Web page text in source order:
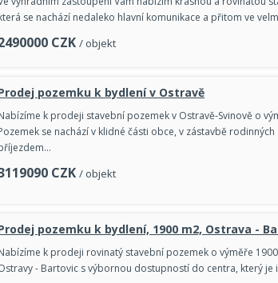
se nachází nedaleko hlavní komunikace a přitom ve
CZK / objekt
pozemku k bydlení v Ostravě
k prodeji stavební pozemek v Ostravě-Svinově o
se nachází v klidné části obce, v zástavbě
CZK / objekt
pozemku k bydlení, 1900 m2, Ostrava -
k prodeji rovinatý stavební pozemek o výměře
- Bartovic s výbornou dostupností do centra, který je